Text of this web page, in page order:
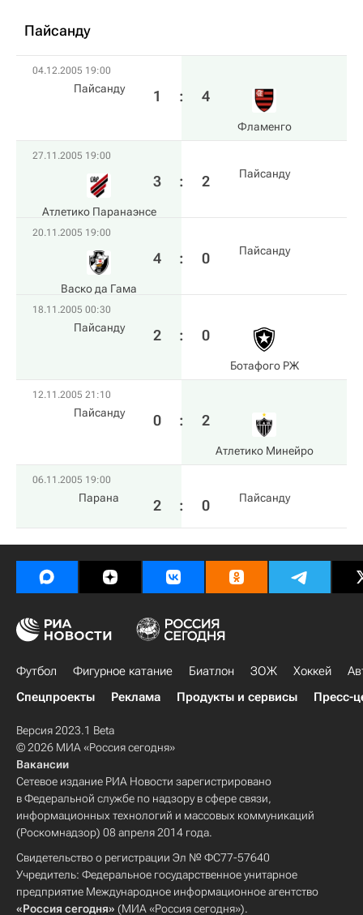
Пайсанду
04.12.2005 19:00
Пайсанду 1 : 4
Фламенго
27.11.2005 19:00
Атлетико Паранаэнсе
3 : 2 Пайсанду
20.11.2005 19:00
Васко да Гама
4 : 0 Пайсанду
18.11.2005 00:30
Пайсанду 2 : 0
Ботафого РЖ
12.11.2005 21:10
Пайсанду 0 : 2
Атлетико Минейро
06.11.2005 19:00
Парана 2 : 0 Пайсанду
Футбол Фигурное катание Биатлон ЗОЖ Хоккей
Спецпроекты
Реклама Продукты и сервисы Пресс-
Версия 2023.1 Beta
© 2026 МИА «Россия сегодня»
Вакансии
Сетевое издание РИА Новости зарегистрировано
в Федеральной службе по надзору в сфере связи,
информационных технологий и массовых коммуникаций
(Роскомнадзор) 08 апреля 2014 года.
Свидетельство о регистрации Эл № ФС77-57640
Учредитель: Федеральное государственное унитарное
предприятие Международное информационное агентство
«Россия сегодня» (МИА «Россия сегодня»).